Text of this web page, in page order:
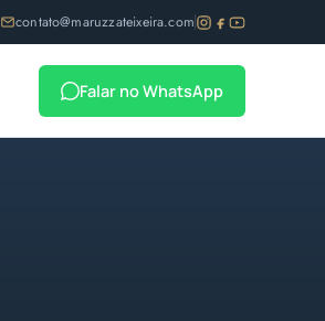
contato@maruzzateixeira.com
Falar no WhatsApp